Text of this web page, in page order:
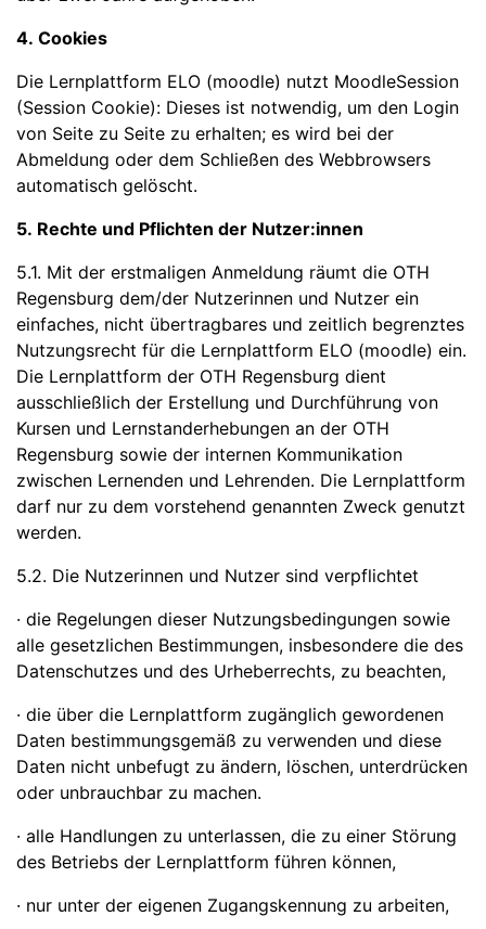
4. Cookies
Die Lernplattform ELO (moodle) nutzt MoodleSession
(Session Cookie): Dieses ist notwendig, um den Login
von Seite zu Seite zu erhalten; es wird bei der
Abmeldung oder dem Schließen des Webbrowsers
automatisch gelöscht.
5. Rechte und Pflichten der Nutzer:innen
5.1. Mit der erstmaligen Anmeldung räumt die OTH
Regensburg dem/der Nutzerinnen und Nutzer ein
einfaches, nicht übertragbares und zeitlich begrenztes
Nutzungsrecht für die Lernplattform ELO (moodle) ein.
Die Lernplattform der OTH Regensburg dient
ausschließlich der Erstellung und Durchführung von
Kursen und Lernstanderhebungen an der OTH
Regensburg sowie der internen Kommunikation
zwischen Lernenden und Lehrenden. Die Lernplattform
darf nur zu dem vorstehend genannten Zweck genutzt
werden.
5.2. Die Nutzerinnen und Nutzer sind verpflichtet
· die Regelungen dieser Nutzungsbedingungen sowie
alle gesetzlichen Bestimmungen, insbesondere die des
Datenschutzes und des Urheberrechts, zu beachten,
· die über die Lernplattform zugänglich gewordenen
Daten bestimmungsgemäß zu verwenden und diese
Daten nicht unbefugt zu ändern, löschen, unterdrücken
oder unbrauchbar zu machen.
· alle Handlungen zu unterlassen, die zu einer Störung
des Betriebs der Lernplattform führen können,
· nur unter der eigenen Zugangskennung zu arbeiten,